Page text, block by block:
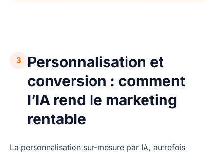
3
Personnalisation et
conversion : comment
l’IA rend le marketing
rentable
La personnalisation sur-mesure par IA, autrefois